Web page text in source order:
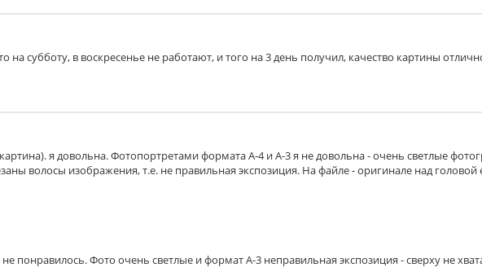
от внешних воздействий, придает презентабельный вид.
из вспененного полиуретана, покрытая с обеих сторон белым картоном. На
как в помещении, так и на улице. На пластик наклеивается
на субботу, в воскресенье не работают, и того на 3 день получил, качество картины
я довольна. Фотопортретами формата А-4 и А-3 я не довольна - очень светлые
волосы изображения, т.е. не правильная экспозиция. На файле - оригинале над
понравилось. Фото очень светлые и формат А-3 неправильная экспозиция - сверху не